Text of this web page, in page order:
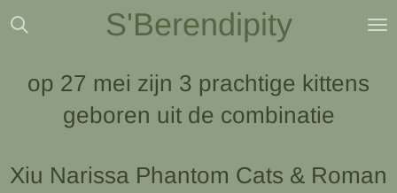
Ga
hoofdinhoud
S'Berendipity
op 27 mei zijn 3 prachtige kittens
geboren uit de combinatie
Xiu Narissa Phantom Cats & Roman